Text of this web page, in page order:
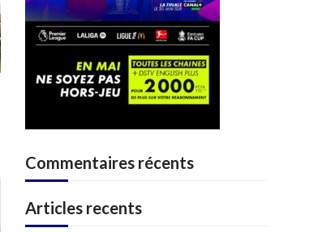
Commentaires récents
Articles recents